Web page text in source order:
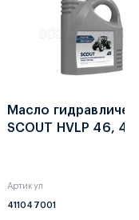
Масло
SCOUT HVLP 46, 4 л
Артикул
411047001